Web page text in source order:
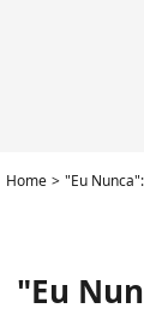
Home "Eu
"Eu